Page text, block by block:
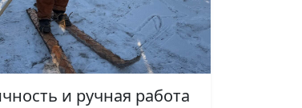
и ручная работа